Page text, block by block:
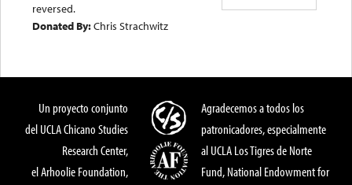
reversed.
Donated By:Chris Strachwitz
Un proyecto conjunto
del UCLA Chicano Studies
Research Center,
el Arhoolie Foundation,
Agradecemos a todos los
patronicadores, especialmente
al UCLA Los Tigres de Norte
Fund, National Endowment for